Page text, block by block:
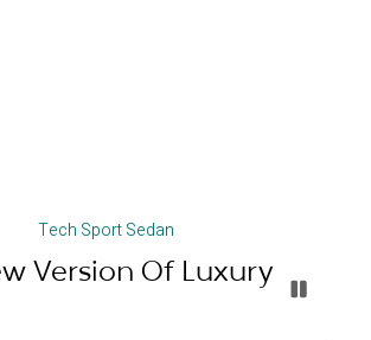
Tech Sport Sedan
Version Of Luxury